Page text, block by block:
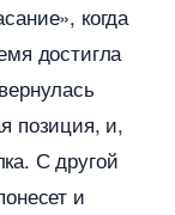
когда
достигла
позиция, и,
С другой
и